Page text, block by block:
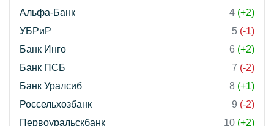
Альфа-Банк
4 (+2)
УБРиР
5 (-1)
Банк Инго
6 (+2)
Банк ПСБ
7 (-2)
Банк Уралсиб
8 (+1)
Россельхозбанк
9 (-2)
Первоуральскбанк
10 (+2)